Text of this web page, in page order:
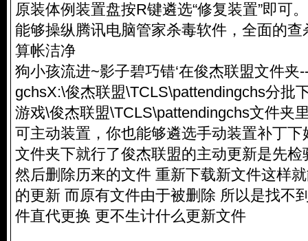
原装体例装置盘按R键遴选“修复装置”即可
能够操纵腾讯电脑管家杀毒软件，全面的
算帐洁净
狗小孩流进~影子碧巧错‘在俊杰联盟文件夹
gchsX:\俊杰联盟\TCLS\pattendingchs分批
游戏\俊杰联盟\TCLS\pattendingchs文件夹
可主动装置，你也能够遴选手动装置补丁
文件夹下就行了俊杰联盟的主动更新是先
然后删除历来的文件 重新下载新文件这样
的更新 而原有文件由于被删除 所以是找不
件直代更换 更不生计什么更新文件